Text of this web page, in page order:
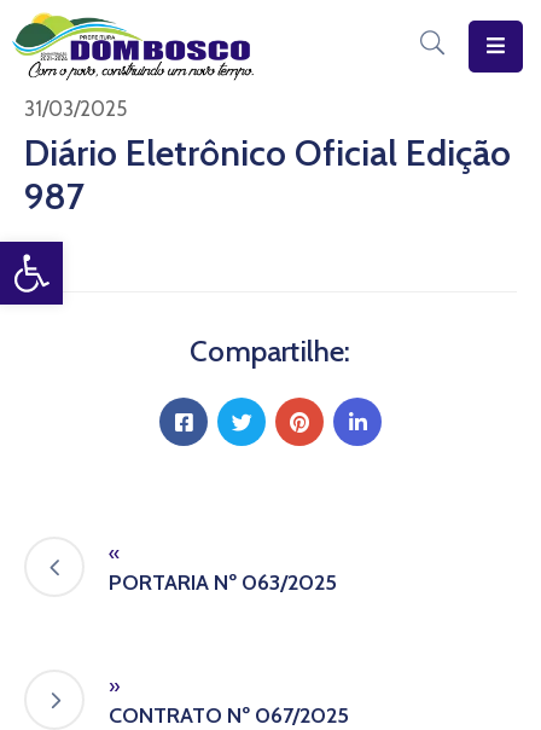
Open toolbar
Início
O
Município
Estrutura
Diário
31/03/2025
Diário Eletrônico Oficial Edição
987
Compartilhe:
«
PORTARIA Nº 063/2025
»
CONTRATO Nº 067/2025